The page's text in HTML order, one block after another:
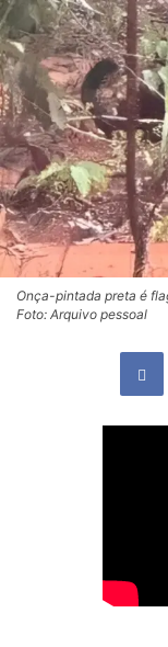
Onça-pintada preta é
Foto: Arquivo pessoal